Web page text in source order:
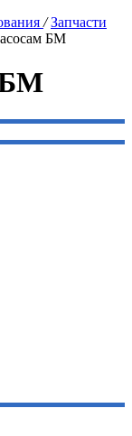
/ Запчасти
БМ
БМ